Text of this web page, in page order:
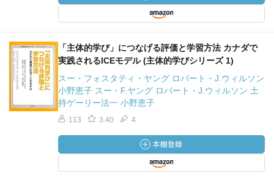
「主体的学び」につなげる評価と学習方法 カナダで
実践されるICEモデル (主体的学びシリーズ 1)
スー・フォスタティ・ヤング ロバート・J.ウィルソン
小野恵子 スー・F.ヤング ロバート・J.ウィルソン 土
持ゲーリー法一 小野恵子
113 3.40 4